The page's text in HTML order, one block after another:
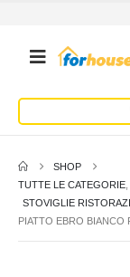
SHOP
TUTTE LE CATEGORIE
STOVIGLIE
PIATTO EBRO BIANCO